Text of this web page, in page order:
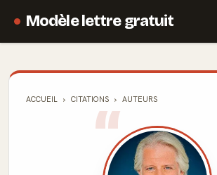
Modèle lettre gratuit
ACCUEIL CITATIONS AUTEURS